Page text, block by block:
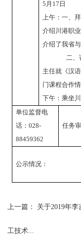
5 月 17 日
上午：一、
介绍川港职
介绍了我省
二、
主任就《汉
门课程合作
下午：乘坐
单位监督电
话 ：028-
88459362
任务
公示情况：
上一篇： 关于2019年
工技术...